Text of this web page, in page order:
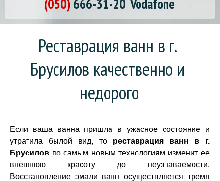
(050) 666-31-20 Vodafone
Реставрация ванн в г.
Брусилов качественно и
недорого
Если ваша ванна пришла в ужасное состояние и
утратила былой вид, то реставрация ванн в г.
Брусилов по самым новым технологиям изменит ее
внешнюю красоту до неузнаваемости.
Восстановление эмали ванн осуществляется тремя